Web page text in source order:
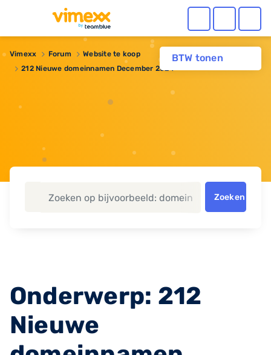
BTW tonen
Vimexx Forum
Website te koop
212 Nieuwe domeinnamen December 2024
Zoeken
Onderwerp: 212
Nieuwe